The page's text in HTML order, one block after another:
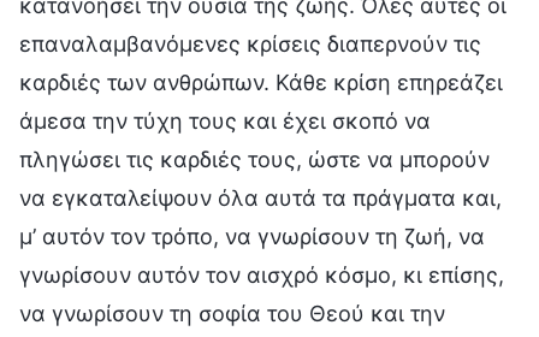
επαναλαμβανόμενες κρίσεις διαπερνούν τις
καρδιές των ανθρώπων. Κάθε κρίση επηρεάζει
άμεσα την τύχη τους και έχει σκοπό να
πληγώσει τις καρδιές τους, ώστε να μπορούν
να εγκαταλείψουν όλα αυτά τα πράγματα και,
μ’ αυτόν τον τρόπο, να γνωρίσουν τη ζωή, να
γνωρίσουν αυτόν τον αισχρό κόσμο, κι επίσης,
να γνωρίσουν τη σοφία του Θεού και την